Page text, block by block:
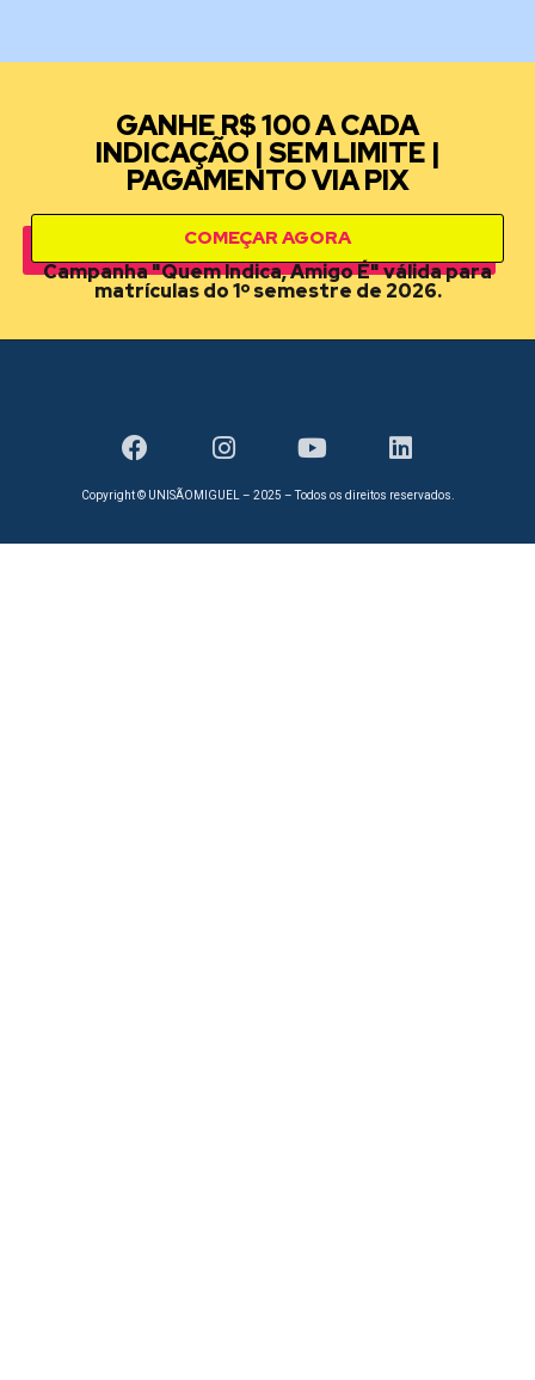
COMEÇAR AGORA
Campanha "Quem Indica, Amigo É" válida para
matrículas do 1º semestre de 2026.
GANHE R$ 100 A CADA
INDICAÇÃO | SEM LIMITE |
PAGAMENTO VIA PIX
Copyright © UNISÃOMIGUEL – 2025 – Todos os direitos reservados.